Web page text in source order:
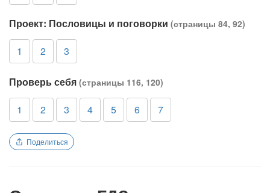
Проект: Пословицы и поговорки (страницы 84, 92)
1 2 3
Проверь себя (страницы 116, 120)
1 2 3 4 5 6 7
Поделиться